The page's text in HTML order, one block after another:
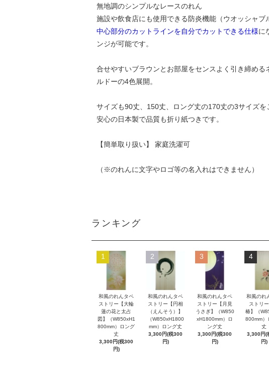
無地調のシンプルなレースのれん
施設や飲食店にも使用できる防炎機能（ウオッシャブ
中心部分のカットラインを自分でカットできる仕様に
ンジが可能です。
合せやすいブラウンとお部屋をセンスよく引き締め
ルドーの4色展開。
サイズも90丈、150丈、ロング丈の170丈の3サイズを
安心の日本製で品質も折り紙つきです。
【簡単取り扱い】 家庭洗濯可
（※のれんに文字やロゴ等の名入れはできません）
ランキング
1
和風のれんタペ
ストリー【大輪
蓮の花と太占
図】（W850xH1
800mm）ロング
丈
3,300円(税300
円)
2
和風のれんタペ
ストリー【円相
（えんそう）】
（W850xH1800
mm）ロング丈
3,300円(税300
円)
3
和風のれんタペ
ストリー【月見
うさぎ】（W850
xH1800mm）ロ
ング丈
3,300円(税300
円)
4
和風のれ
ストリ
椿】（
800mm）
丈
3,300円(
円)